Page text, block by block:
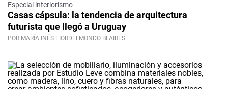
Especial interiorismo
Casas cápsula: la tendencia de arquitectura
futurista que llegó a Uruguay
POR MARÍA INÉS FIORDELMONDO BLAIRES